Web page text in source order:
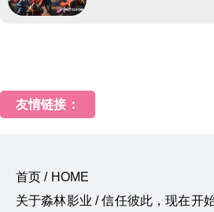
友情链接：
首页 / HOME
关于淼林影业 / 信任彼此，现在开